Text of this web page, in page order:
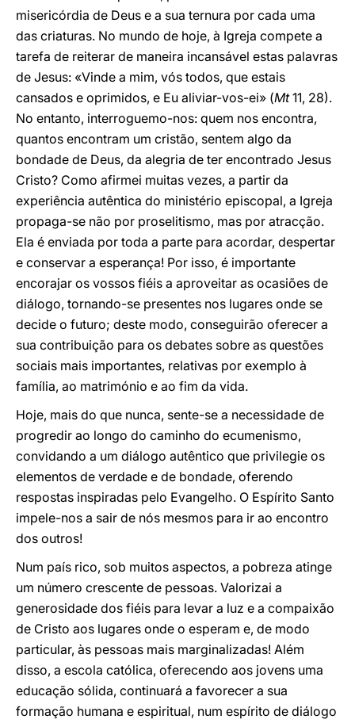
misericórdia de Deus e a sua ternura por cada uma
das criaturas. No mundo de hoje, à Igreja compete a
tarefa de reiterar de maneira incansável estas palavras
de Jesus: «Vinde a mim, vós todos, que estais
cansados e oprimidos, e Eu aliviar-vos-ei» (Mt11, 28).
No entanto, interroguemo-nos: quem nos encontra,
quantos encontram um cristão, sentem algo da
bondade de Deus, da alegria de ter encontrado Jesus
Cristo? Como afirmei muitas vezes, a partir da
experiência autêntica do ministério episcopal, a Igreja
propaga-se não por proselitismo, mas por atracção.
Ela é enviada por toda a parte para acordar, despertar
e conservar a esperança! Por isso, é importante
encorajar os vossos fiéis a aproveitar as ocasiões de
diálogo, tornando-se presentes nos lugares onde se
decide o futuro; deste modo, conseguirão oferecer a
sua contribuição para os debates sobre as questões
sociais mais importantes, relativas por exemplo à
família, ao matrimónio e ao fim da vida.
Hoje, mais do que nunca, sente-se a necessidade de
progredir ao longo do caminho do ecumenismo,
convidando a um diálogo autêntico que privilegie os
elementos de verdade e de bondade, oferendo
respostas inspiradas pelo Evangelho. O Espírito Santo
impele-nos a sair de nós mesmos para ir ao encontro
dos outros!
Num país rico, sob muitos aspectos, a pobreza atinge
um número crescente de pessoas. Valorizai a
generosidade dos fiéis para levar a luz e a compaixão
de Cristo aos lugares onde o esperam e, de modo
particular, às pessoas mais marginalizadas! Além
disso, a escola católica, oferecendo aos jovens uma
educação sólida, continuará a favorecer a sua
formação humana e espiritual, num espírito de diálogo